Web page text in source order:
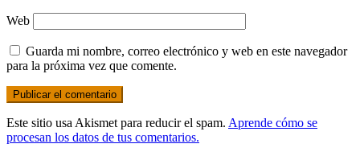
Web
Guarda mi nombre, correo electrónico y web en este navegador
para la próxima vez que comente.
Este sitio usa Akismet para reducir el spam. Aprende cómo se
procesan los datos de tus comentarios.